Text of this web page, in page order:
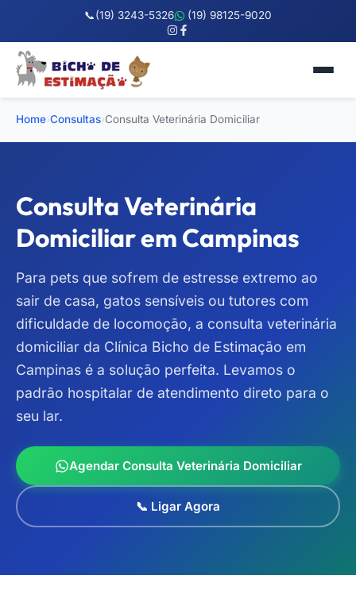
📞(19) 3243-5326 (19) 98125-9020
Home›Consultas›Consulta Veterinária Domiciliar
Consulta Veterinária
Domiciliar em Campinas
Para pets que sofrem de estresse extremo ao
sair de casa, gatos sensíveis ou tutores com
dificuldade de locomoção, a consulta veterinária
domiciliar da Clínica Bicho de Estimação em
Campinas é a solução perfeita. Levamos o
padrão hospitalar de atendimento direto para o
seu lar.
Agendar Consulta Veterinária Domiciliar
📞 Ligar Agora